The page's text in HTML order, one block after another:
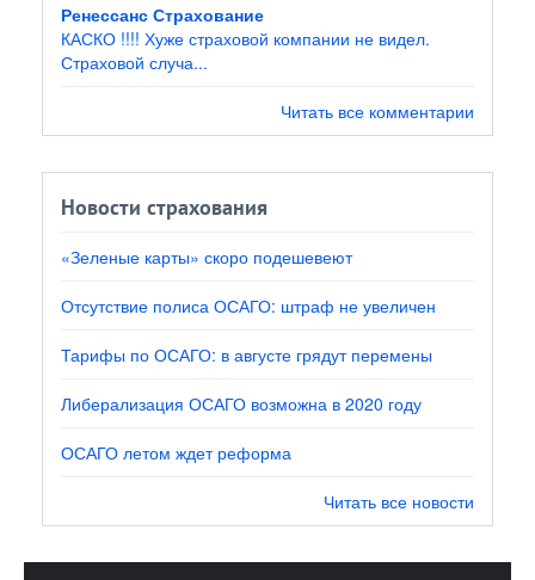
Ренессанс Страхование
КАСКО !!!! Хуже страховой компании не видел.
Страховой случа...
Читать все комментарии
Новости страхования
«Зеленые карты» скоро подешевеют
Отсутствие полиса ОСАГО: штраф не увеличен
Тарифы по ОСАГО: в августе грядут перемены
Либерализация ОСАГО возможна в 2020 году
ОСАГО летом ждет реформа
Читать все новости